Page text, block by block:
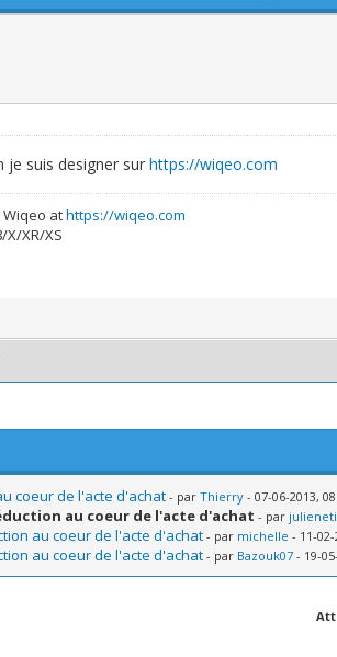
je suis designer sur https://wiqeo.com
athttps://wiqeo.com
XR/XS
coeur de l'acte d'achat - par Thierry - 07-06-2013,
au coeur de l'acte d'achat - par
au coeur de l'acte d'achat - par michelle - 11-02-
au coeur de l'acte d'achat - par Bazouk07 - 19-